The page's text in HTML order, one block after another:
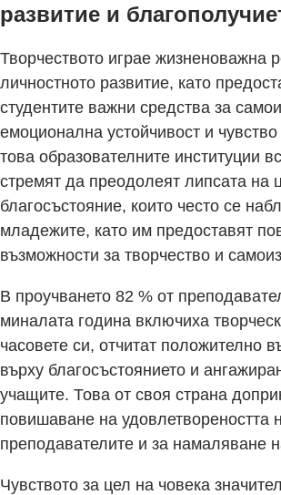
развитие и
Творчеството играе жизненоважна
личностното развитие, като
студентите важни средства за
емоционална устойчивост и
това образователните институции
стремят да преодолеят липсата на
благосъстояние, които често се
младежите, като им предоставят
възможности за творчество и
В проучването 82 % от
миналата година включиха
часовете си, отчитат положително
върху благосъстоянието и
учащите. Това от своя страна
повишаване на удовлетвореността
преподавателите и за намаляване
Чувството за цел на човека